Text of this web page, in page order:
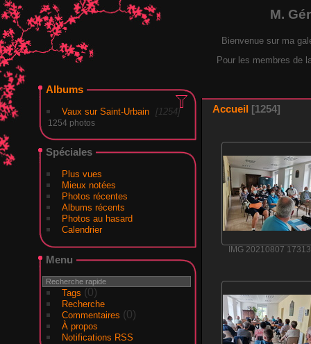
M.
Bienvenue sur ma
Pour les membres de
Albums
Vaux sur Saint-Urbain 1254
1254 photos
Spéciales
Plus vues
Mieux notées
Photos récentes
Albums récents
Photos au hasard
Calendrier
Menu
Tags (0)
Recherche
Commentaires (0)
À propos
Notifications RSS
Accueil 1254
IMG 20210807